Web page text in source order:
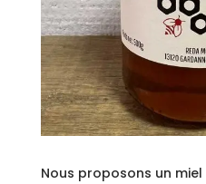
Nous proposons un